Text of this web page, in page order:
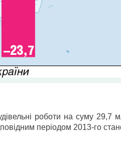
роботи на суму 29,7
періодом 2013-го